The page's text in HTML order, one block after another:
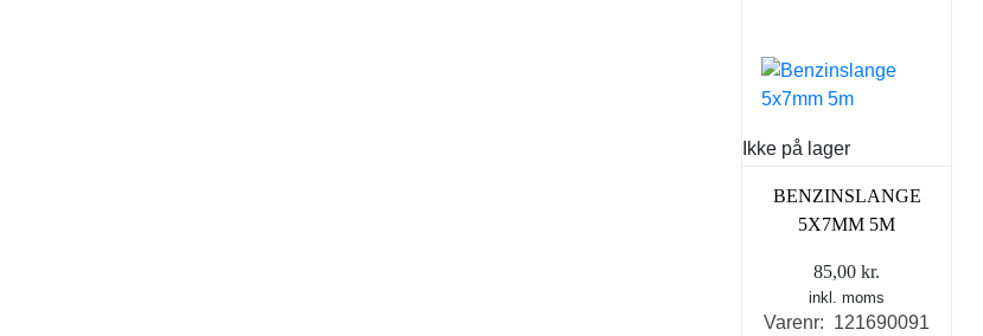
Ikke på lager
BENZINSLANGE
5X7MM 5M
85,00kr.
inkl. moms
Varenr: 121690091